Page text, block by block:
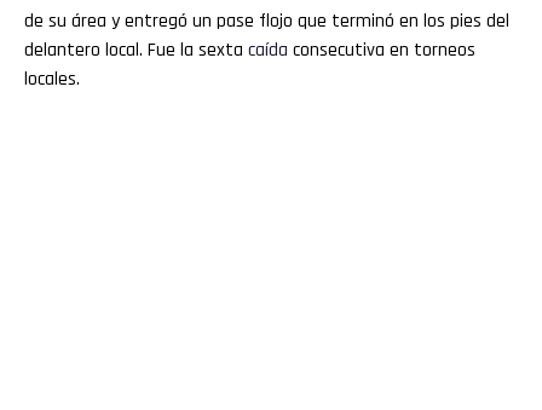
de su área y entregó un pase flojo que terminó en los pies del
delantero local. Fue la sexta caída consecutiva en torneos
locales.